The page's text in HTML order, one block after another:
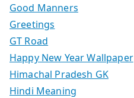
Good Manners
Greetings
GT Road
Happy New Year Wallpaper
Himachal Pradesh GK
Hindi Meaning